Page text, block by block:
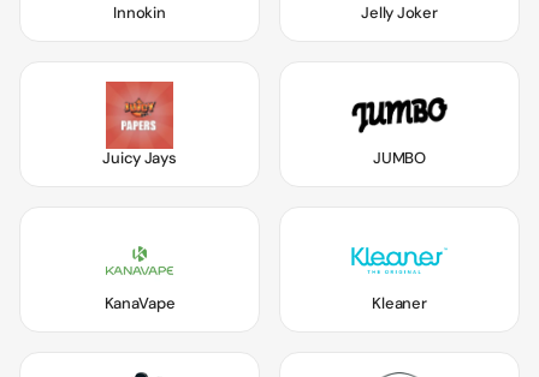
Innokin Jelly Joker
Juicy Jays JUMBO
KanaVape Kleaner